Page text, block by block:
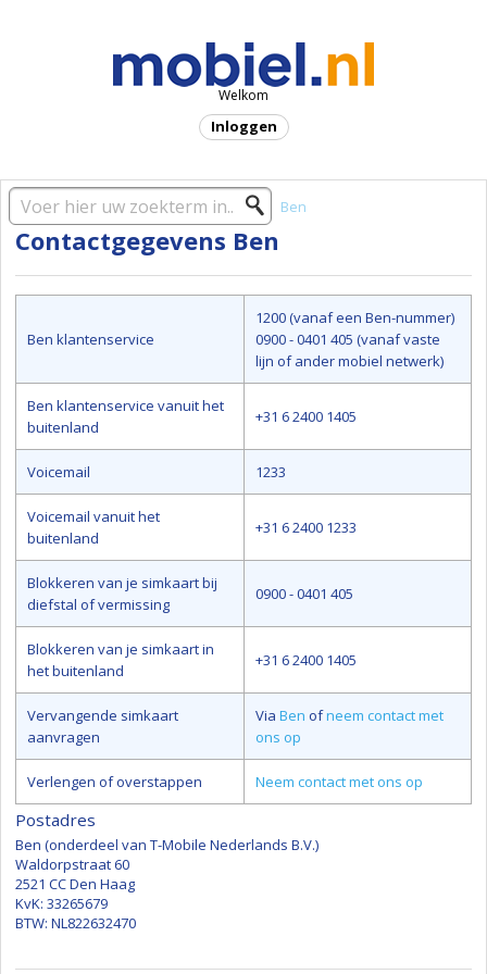
Welkom
Inloggen
Startpagina oplossing Providers Ben
Contactgegevens Ben
Ben klantenservice
1200 (vanaf een Ben-nummer)
0900 - 0401 405 (vanaf vaste
lijn of ander mobiel netwerk)
Ben klantenservice vanuit het
buitenland
+31 6 2400 1405
Voicemail 1233
Voicemail vanuit het
buitenland
+31 6 2400 1233
Blokkeren van je simkaart bij
diefstal of vermissing
0900 - 0401 405
Blokkeren van je simkaart in
het buitenland
+31 6 2400 1405
Vervangende simkaart
aanvragen
Via Ben ofneem contact met
ons op
Verlengen of overstappen Neem contact met ons op
Postadres
Ben (onderdeel van T-Mobile Nederlands B.V.)
Waldorpstraat 60
2521 CC Den Haag
KvK: 33265679
BTW: NL822632470